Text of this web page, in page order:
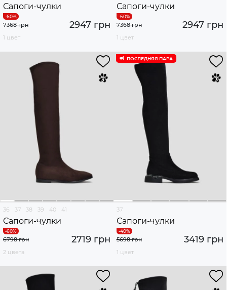
Сапоги-чулки
2947 грн
7368 грн
1 цвет
Сапоги-чулки
2947 грн
7368 грн
1 цвет
36 37 38 39 40 41
Сапоги-чулки
2719 грн
6798 грн
2 цвета
ПОСЛЕДНЯЯ ПАРА
37
Сапоги-чулки
3419 грн
5698 грн
1 цвет